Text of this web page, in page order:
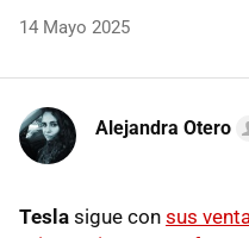
14 Mayo 2025
Alejandra Otero
Tesla sigue con sus